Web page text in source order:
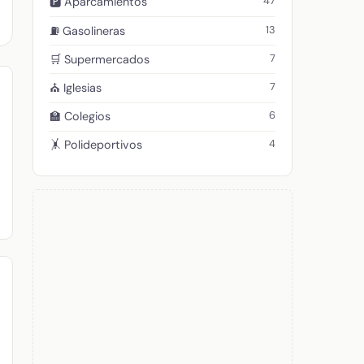
⛽ Gasolineras 13
🛒 Supermercados 7
⛪ Iglesias 7
🏫 Colegios 6
🤸 Polideportivos 4